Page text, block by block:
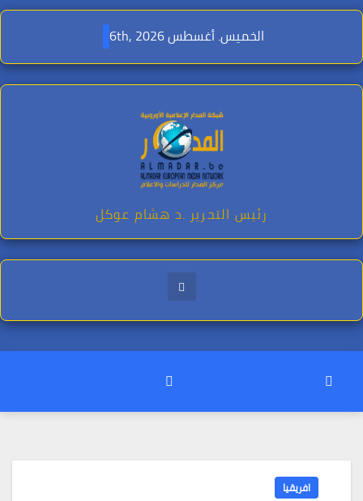
Skip
content
الخميس. أغسطس 6th, 2026
رئيس التحرير .د هشام عوكل
افريقيا